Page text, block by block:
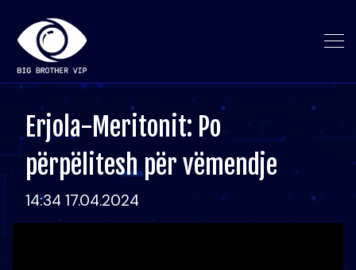
Erjola-Meritonit: Po
përpëlitesh për vëmendje
14:34 17.04.2024